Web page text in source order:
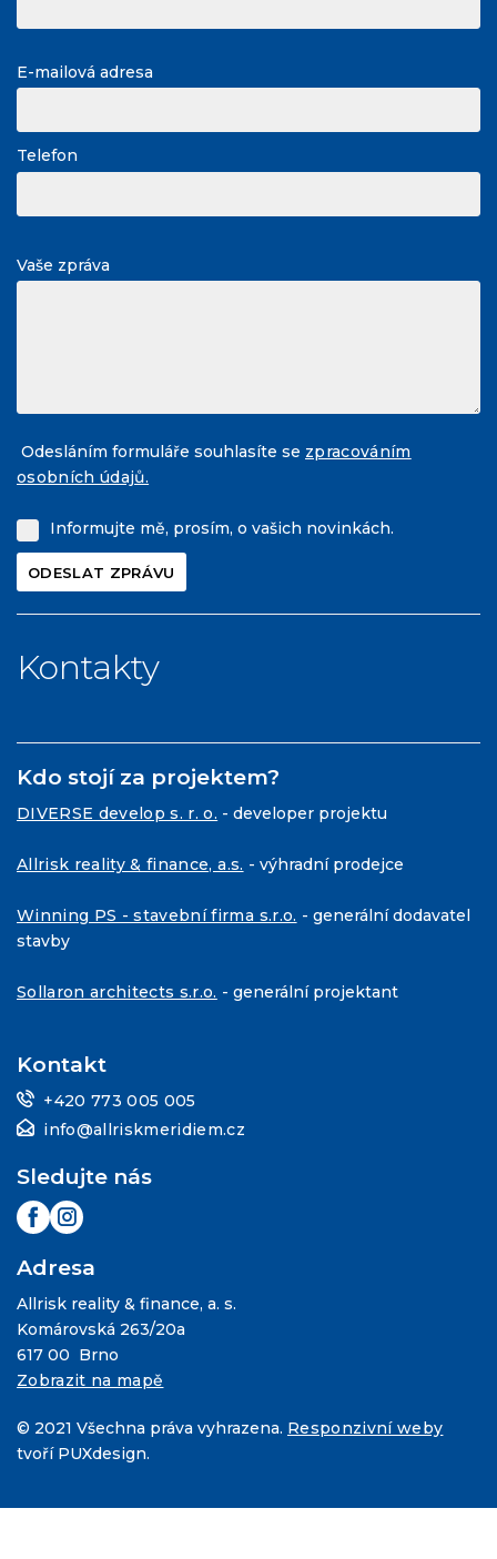
E-mailová adresa
Telefon
Vaše zpráva
Odesláním formuláře souhlasíte se zpracováním
osobních údajů.
Informujte mě, prosím, o vašich novinkách.
Kontakty
Kdo stojí za projektem?
DIVERSE develop s. r. o. - developer projektu
Allrisk reality & finance, a.s. - výhradní prodejce
Winning PS - stavební firma s.r.o. - generální dodavatel
stavby
Sollaron architects s.r.o. - generální projektant
Kontakt
+420 773 005 005
info@allriskmeridiem.cz
Sledujte nás
Adresa
Allrisk reality & finance, a. s.
Komárovská 263/20a
617 00 Brno
Zobrazit na mapě
© 2021 Všechna práva vyhrazena. Responzivní weby
tvoří PUXdesign.